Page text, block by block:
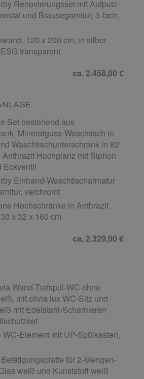
Renovierungsset mit Aufputz-
und Brausegarnitur, 3-fach,
120 x 200 cm, in silber
transparent
ca. 2.458,00 €
Set bestehend aus
Mineralguss-Waschtisch in
Waschtischunterschrank in 82
Anthrazit Hochglanz mit Siphon
Eckventil
Einhand-Waschtischarmatur
verchromt
Hochschränke in Anthrazit
x 32 x 160 cm
ca. 2.329,00 €
Wand-Tiefspül-WC ohne
mit clivia lux WC-Sitz und
mit Edelstahl-Scharnieren
WC-Element mit UP-Spülkasten,
für 2-Mengen-
weiß und Kunststoff weiß